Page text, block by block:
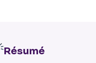
Résumé